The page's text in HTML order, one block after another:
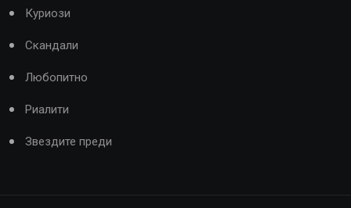
Куриози
Скандали
Любопитно
Риалити
Звездите преди